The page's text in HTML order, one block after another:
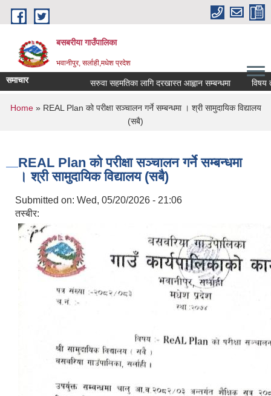
Skip to main content
बसबरीया गाउँपालिका
भवानीपुर, सर्लाही,मधेश प्रदेश
समाचार सरुवा सहमतिका लागि दरखास्त आह्वान सम्बन्धमा विषय
You are here
Home» REAL Plan को परीक्षा सञ्चालन गर्ने सम्बन्धमा । श्री सामुदायिक विद्यालय
(सबै)
REAL Plan को परीक्षा सञ्चालन गर्ने सम्बन्धमा
। श्री सामुदायिक विद्यालय (सबै)
Submitted on: Wed, 05/20/2026 - 21:06
तस्बीर: